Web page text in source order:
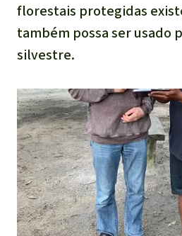
florestais protegidas
também possa ser usado
silvestre.